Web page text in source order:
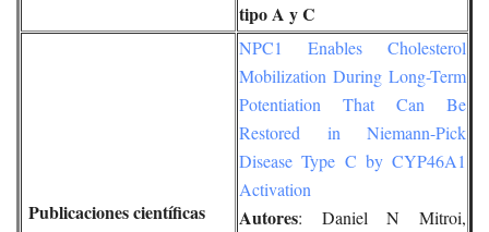
tipo A y C
Publicaciones científicas
NPC1 Enables Cholesterol
Mobilization During Long-Term
Potentiation That Can Be
Restored in Niemann-Pick
Disease Type C by CYP46A1
Activation
Autores: Daniel N Mitroi,